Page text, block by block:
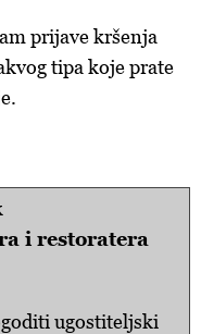
prijave kršenja
tipa koje prate
i restoratera
ugostiteljski